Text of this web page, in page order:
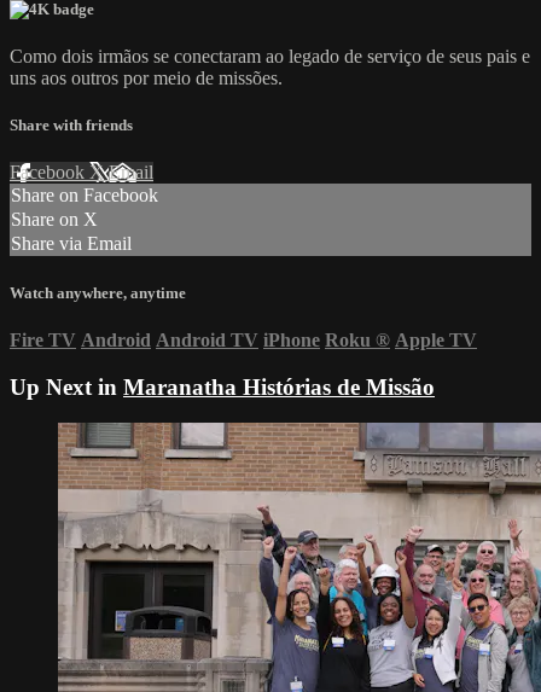
Como dois irmãos se conectaram ao legado de serviço de seus pais e
uns aos outros por meio de missões.
Share with friends
Facebook XEmail
Share on Facebook
Share on X
Share via Email
Watch anywhere, anytime
Fire TV Android Android TV iPhone Roku ® Apple TV
Up Next in Maranatha Histórias de Missão